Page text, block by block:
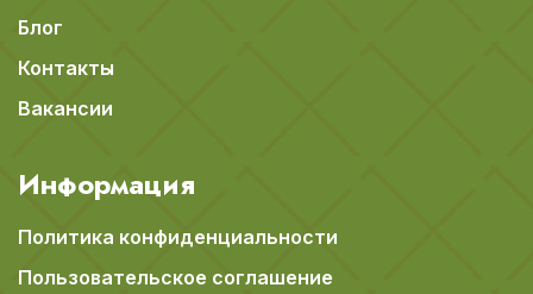
Блог
Контакты
Вакансии
Информация
Политика конфиденциальности
Пользовательское соглашение